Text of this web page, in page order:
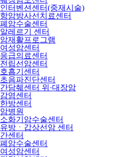
인터벤션센터(중재시술)
항암방사선치료센터
폐암수술센터
알레르기 센터
암재활프로그램
여성암센터
응급의료센터
전립선암센터
호흡기센터
초음파진단센터
간담췌센터 위·대장암
감염센터
한방센터
암병원
소화기암수술센터
유방ㆍ갑상선암 센터
간센터
폐암수술센터
여성암센터